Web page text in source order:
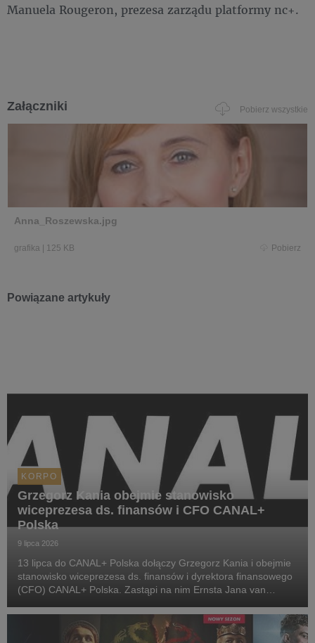
Manuela Rougeron, prezesa zarządu platformy nc+.
Załączniki Pobierz wszystkie
Anna_Roszewska.jpg
grafika 125 KB Pobierz
Powiązane artykuły
KORPO
Grzegorz Kania obejmie stanowisko
wiceprezesa ds. finansów i CFO CANAL+
Polska
9 lipca 2026
13 lipca do CANAL+ Polska dołączy Grzegorz Kania i obejmie
stanowisko wiceprezesa ds. finansów i dyrektora finansowego
(CFO) CANAL+ Polska. Zastąpi na nim Ernsta Jana van